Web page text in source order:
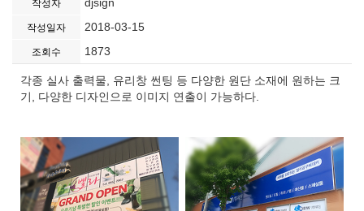
작성자 djsign
작성일자 2018-03-15
조회수 1873
각종 실사 출력물, 유리창 썬팅 등 다양한 원단 소재에 원하는 크
기, 다양한 디자인으로 이미지 연출이 가능하다.